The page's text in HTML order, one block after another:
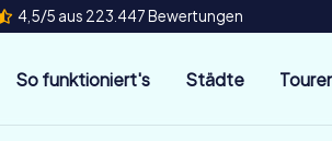
4,5/5 aus 223.447 Bewertungen
So funktioniert's Städte